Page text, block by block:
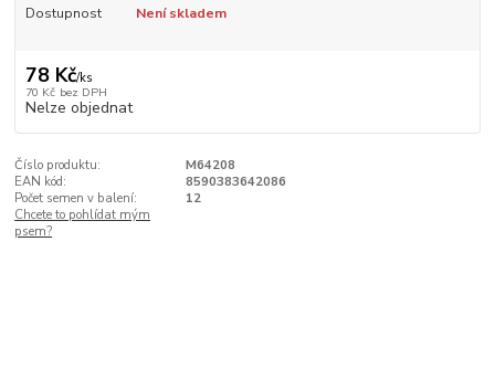
Dostupnost Není skladem
78 Kč/ks
70 Kč bez DPH
Nelze objednat
Číslo produktu:
M64208
EAN kód:
8590383642086
Počet semen v balení:
12
Chcete to pohlídat mým
psem?